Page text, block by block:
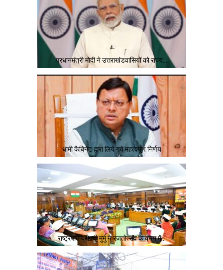
प्रधानमंत्री मोदी ने उत्तराखंडवासियों को राज्य…
धामी कैबिनेट द्वारा लिये गये महत्वपूर्ण निर्णय
राष्ट्रपति द्रौपदी मुर्मु ने रजतोत्सव के क्रम में…